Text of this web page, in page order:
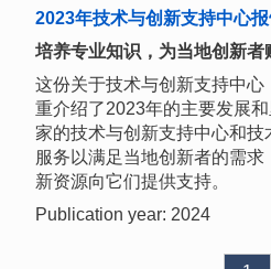
2023年技术与创新支持中心
培养专业知识，为当地创新者
这份关于技术与创新支持中
重介绍了2023年的主要发展
家的技术与创新支持中心和
服务以满足当地创新者的需
新资源向它们提供支持。
Publication year: 2024